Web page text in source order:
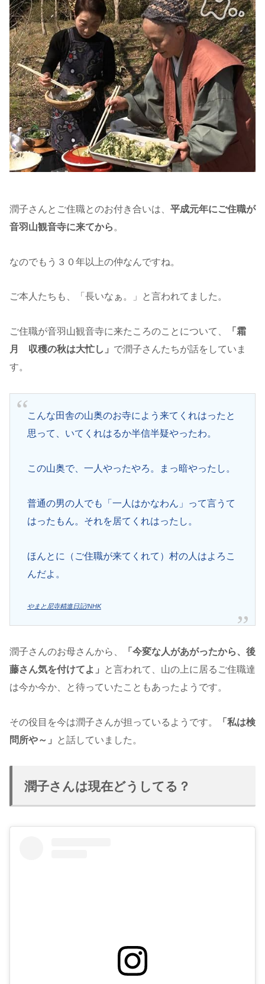
潤子さんとご住職とのお付き合いは、 平成元年にご住職が
音羽山観音寺に来てから 。
なのでもう３０年以上の仲なんですね。
ご本人たちも、「長いなぁ。」と言われてました。
ご住職が音羽山観音寺に来たころのことについて、
「霜
月 収穫の秋は大忙し」 で潤子さんたちが話をしていま
す。
こんな田舎の山奥のお寺によう来てくれはったと
思って、いてくれはるか半信半疑やったわ。
この山奥で、一人やったやろ。まっ暗やったし。
普通の男の人でも「一人はかなわん」って言うて
はったもん。それを居てくれはったし。
ほんとに（ご住職が来てくれて）村の人はよろこ
んだよ。
やまと尼寺精進日記/NHK
潤子さんのお母さんから、
「今変な人があがったから、後
藤さん気を付けてよ」
と言われて、山の上に居るご住職達
は今か今か、と待っていたこともあったようです。
その役目を今は潤子さんが担っているようです。
「私は検
問所や～」
と話していました。
潤子さんは現在どうしてる？